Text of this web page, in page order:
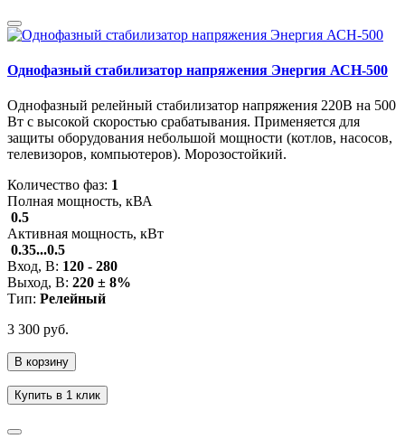
Однофазный стабилизатор напряжения Энергия АСН-500
Однофазный релейный стабилизатор напряжения 220В на 500
Вт с высокой скоростью срабатывания. Применяется для
защиты оборудования небольшой мощности (котлов, насосов,
телевизоров, компьютеров). Морозостойкий.
Количество фаз: 1
Полная мощность, кВА
0.5
Активная мощность, кВт
0.35...0.5
Вход, В: 120 - 280
Выход, В: 220 ± 8%
Тип: Релейный
3 300 руб.
В корзину
Купить в 1 клик